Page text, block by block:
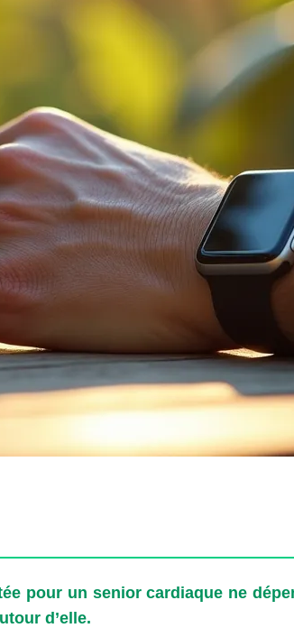
pour un senior cardiaque ne
d’elle.